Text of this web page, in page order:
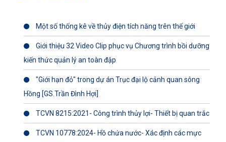
Một số thống kê về thủy điện tích năng trên thế giới
Giới thiệu 32 Video Clip phục vụ Chương trình bồi dưỡng
kiến thức quản lý an toàn đập
"Giới hạn đỏ" trong dự án Trục đại lộ cảnh quan sông
Hồng [GS.Trần Đình Hợi]
TCVN 8215:2021- Công trình thủy lợi- Thiết bị quan trắc
TCVN 10778:2024- Hồ chứa nước- Xác định các mực